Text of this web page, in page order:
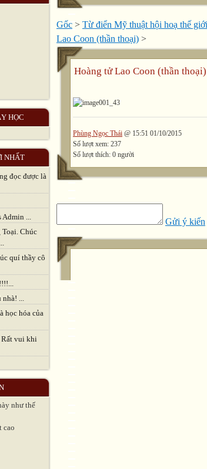
HỌC
NHẤT
đọc được là
Admin ...
Toại. Chúc
quí thầy cô
nhà! ...
học hóa của
Rất vui khi
như thế
cao
Gốc > Từ điển Mỹ thuật hội hoạ thế giới
Lao Coon (thần thoại) >
Hoàng tử Lao Coon (thần thoại)
Phùng Ngọc Thái @ 15:51 01/10/2015
Số lượt xem: 237
Số lượt thích: 0 người
Gửi ý kiến